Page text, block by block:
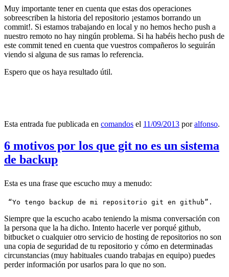
Muy importante tener en cuenta que estas dos operaciones
sobreescriben la historia del repositorio ¡estamos borrando un
commit!. Si estamos trabajando en local y no hemos hecho push a
nuestro remoto no hay ningún problema. Si ha habéis hecho push de
este commit tened en cuenta que vuestros compañeros lo seguirán
viendo si alguna de sus ramas lo referencia.
Espero que os haya resultado útil.
Esta entrada fue publicada en comandos el 11/09/2013 poralfonso.
6 motivos por los que git no es un sistema
de backup
Esta es una frase que escucho muy a menudo:
“Yo tengo backup de mi repositorio git en github”.
Siempre que la escucho acabo teniendo la misma conversación con
la persona que la ha dicho. Intento hacerle ver porqué github,
bitbucket o cualquier otro servicio de hosting de repositorios no son
una copia de seguridad de tu repositorio y cómo en determinadas
circunstancias (muy habituales cuando trabajas en equipo) puedes
perder información por usarlos para lo que no son.